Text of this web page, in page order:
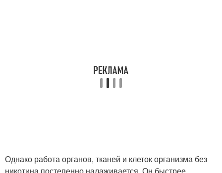
Однако работа органов, тканей и клеток организма без